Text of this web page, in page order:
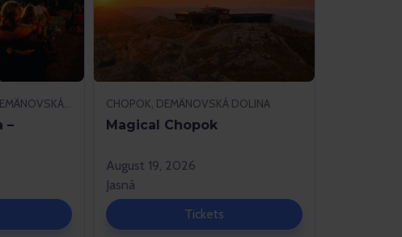
HAPPY END, BIELA PÚŤ, DEMÄNOVSKÁ DOLINA
–
CHOPOK, DEMÄNOVSKÁ DOLINA
Magical Chopok
August 19, 2026
Jasná
Tickets